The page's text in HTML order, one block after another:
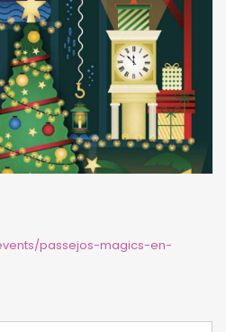
passejos-magics-en-